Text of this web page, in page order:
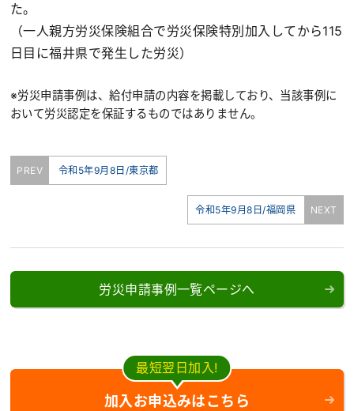
た。
（一人親方労災保険組合で労災保険特別加入してから115
日目に福井県で発生した労災）
※労災申請事例は、給付申請の内容を掲載しており、当該事例に
おいて労災認定を保証するものではありません。
PREV 令和5年9月8日/東京都
NEXT
令和5年9月8日/福岡県
労災申請事例一覧ページへ
最短翌日加入!
加入お申込みはこちら